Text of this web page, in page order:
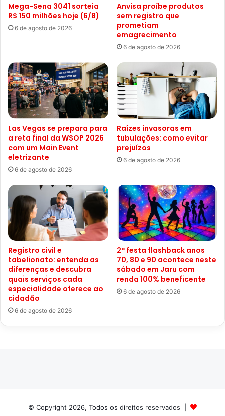
Mega-Sena 3041 sorteia
R$ 150 milhões hoje (6/8)
6 de agosto de 2026
Anvisa proíbe produtos
sem registro que
prometiam
emagrecimento
6 de agosto de 2026
Las Vegas se prepara para
a reta final da WSOP 2026
com um Main Event
eletrizante
6 de agosto de 2026
Raízes invasoras em
tubulações: como evitar
prejuízos
6 de agosto de 2026
Registro civil e
tabelionato: entenda as
diferenças e descubra
quais serviços cada
especialidade oferece ao
cidadão
6 de agosto de 2026
2ª festa flashback anos
70, 80 e 90 acontece neste
sábado em Jaru com
renda 100% beneficente
6 de agosto de 2026
© Copyright 2026, Todos os direitos reservados |